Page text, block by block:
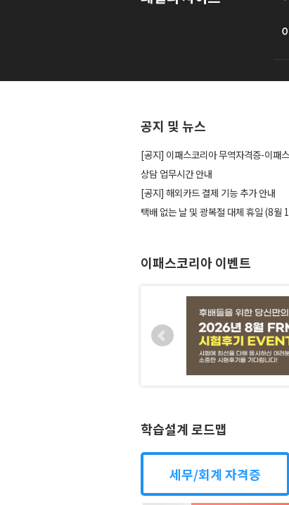
공지 및 뉴스
상담 업무시간 안내
[공지] 해외카드 결제 기능 추가 안내
이패스코리아 이벤트
학습설계 로드맵
세무/회계 자격증